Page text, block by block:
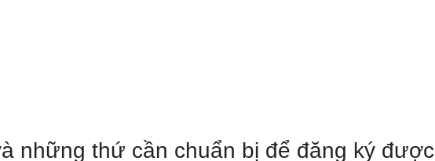
những thứ cần chuẩn bị để đăng ký được